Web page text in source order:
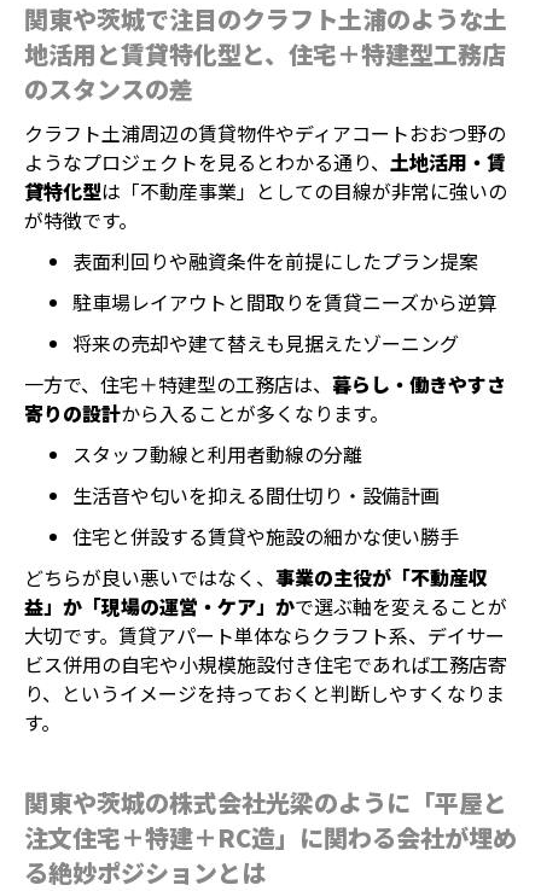
関東や茨城で注目のクラフト土浦のような土
地活用と賃貸特化型と、住宅＋特建型工務店
のスタンスの差
クラフト土浦周辺の賃貸物件やディアコートおおつ野の
ようなプロジェクトを見るとわかる通り、 土地活用・賃
貸特化型は「不動産事業」としての目線が非常に強いの
が特徴です。
表面利回りや融資条件を前提にしたプラン提案
駐車場レイアウトと間取りを賃貸ニーズから逆算
将来の売却や建て替えも見据えたゾーニング
一方で、住宅＋特建型の工務店は、 暮らし・働きやすさ
寄りの設計から入ることが多くなります。
スタッフ動線と利用者動線の分離
生活音や匂いを抑える間仕切り・設備計画
住宅と併設する賃貸や施設の細かな使い勝手
どちらが良い悪いではなく、 事業の主役が「不動産収
益」か「現場の運営・ケア」かで選ぶ軸を変えることが
大切です。賃貸アパート単体ならクラフト系、デイサー
ビス併用の自宅や小規模施設付き住宅であれば工務店寄
り、というイメージを持っておくと判断しやすくなりま
す。
関東や茨城の株式会社光梁のように「平屋と
注文住宅＋特建＋RC造」に関わる会社が埋め
る絶妙ポジションとは